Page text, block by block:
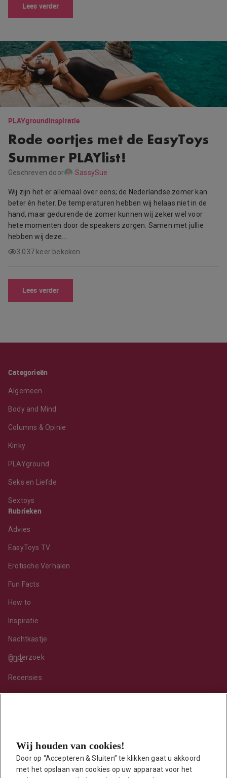
Lees verder
PLAYgroundInspiratie
Rode oortjes met de EasyToys
Summer PLAYlist!
Geschreven door SassySue
Wij zijn het er allemaal over eens; de Nederlandse zomer kan
beter én heter. De temperaturen hebben wij helaas niet in de
hand, maar gedurende de zomer kunnen wij zeker wel voor
hete momenten door de speakers zorgen. Samen met jullie
hebben wij deze…
3.037 keer bekeken
Lees verder
Categorieën
Algemeen
Body and Mind
Columns & Opinie
Kinky
PLAYground
Seks en Liefde
Sextoys
Rubrieken
Advies
EasyToys TV
Erotische Verhalen
Fun Facts
How to
Inspiratie
Nachtkastje
Onderzoek
Quiz
Recensies
Sekshoroscoop
Toy van de maand
Vraag ’t onze seksuoloog
Wij houden van cookies!
Door op “Accepteren & Sluiten” te klikken gaat u akkoord
met het opslaan van cookies op uw apparaat voor het